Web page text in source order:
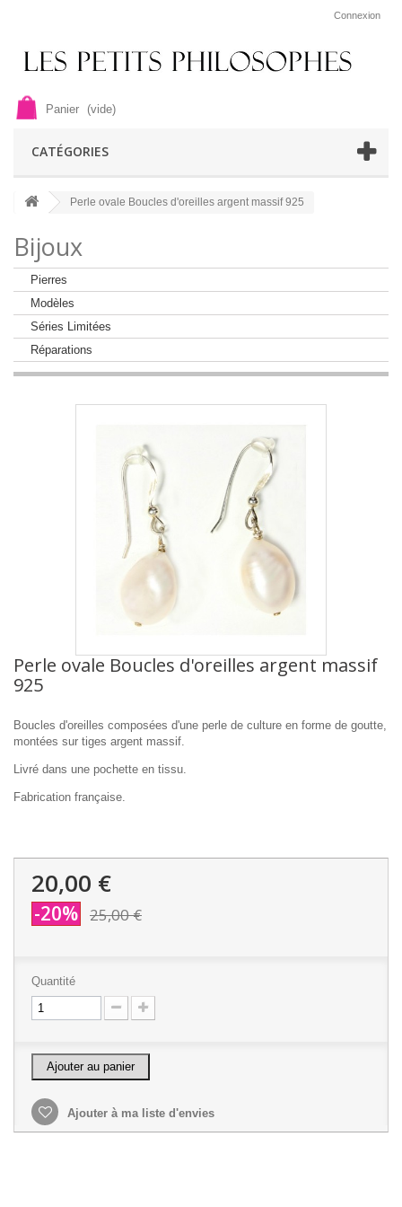
Connexion
Panier (vide)
CATÉGORIES
Perle ovale Boucles d'oreilles argent massif 925
Bijoux
Pierres
Modèles
Séries Limitées
Réparations
Perle ovale Boucles d'oreilles argent massif
925
Boucles d'oreilles composées d'une perle de culture en forme de goutte,
montées sur tiges argent massif.
Livré dans une pochette en tissu.
Fabrication française.
20,00 €
-20% 25,00 €
Quantité
Ajouter au panier
Ajouter à ma liste d'envies